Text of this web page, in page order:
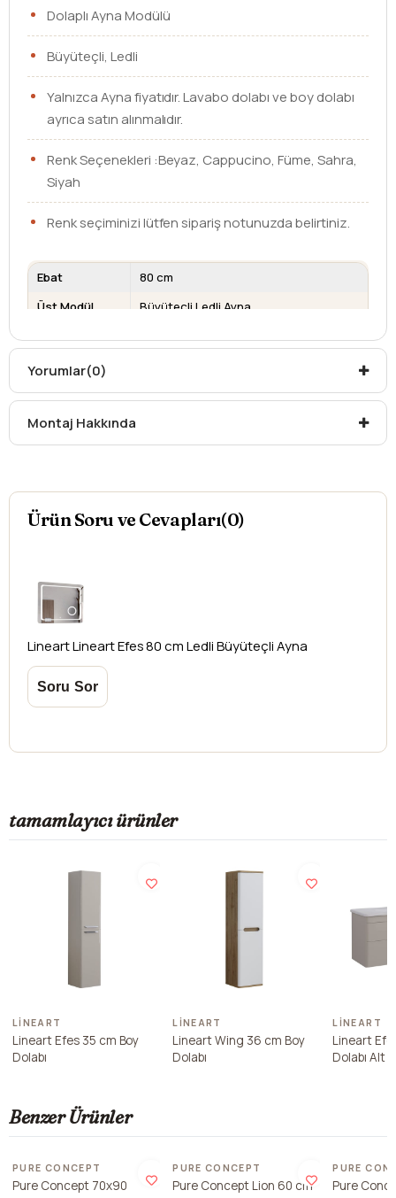
Dolaplı Ayna Modülü
Büyüteçli, Ledli
Yalnızca Ayna fiyatıdır. Lavabo dolabı ve boy dolabı
ayrıca satın alınmalıdır.
Renk Seçenekleri :Beyaz, Cappucino, Füme, Sahra,
Siyah
Renk seçiminizi lütfen sipariş notunuzda belirtiniz.
Ebat
80 cm
Üst Modül
Büyüteçli Ledli Ayna
Kargo teslim süreleri, kargoya veriliş tarihinden itibaren
Kargo teslimatlarında mesafelerden dolayı
oluşabilecekek ücretler alıcıya aittir.
Kargonuzu teslim alırken hasarlı olabileceğini
yapılamamaktadır.
Yorumlar(0)
Montaj Hakkında
Ürün Soru ve Cevapları(0)
LineartLineart Efes 80 cm Ledli Büyüteçli Ayna
tamamlayıcı ürünler
LINEART
Lineart Efes 35 cm Boy
Dolabı
LINEART
Lineart Wing 36 cm Boy
Dolabı
LINEART
Lineart
Dolabı Alt
Benzer Ürünler
PURE CONCEPT
Pure Concept 70x90
PURE CONCEPT
Pure Concept Lion 60 cm
PURE
Pure